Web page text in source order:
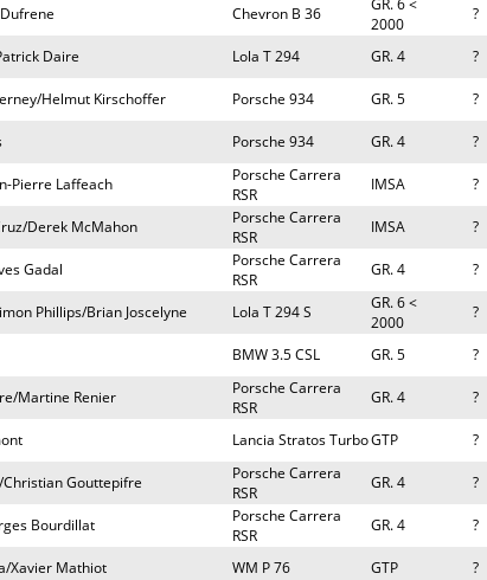
Chevron B 36
GR. 6 <
2000
?
Daire Lola T 294 GR. 4 ?
Helmut Kirschoffer Porsche 934 GR. 5 ?
Porsche 934 GR. 4 ?
Pierre Laffeach
Porsche Carrera
RSR
IMSA ?
Derek McMahon
Porsche Carrera
RSR
IMSA ?
Gadal
Porsche Carrera
RSR
GR. 4 ?
Phillips/Brian Joscelyne Lola T 294 S
GR. 6 <
2000
?
BMW 3.5 CSL GR. 5 ?
Martine Renier
Porsche Carrera
RSR
GR. 4 ?
Lancia Stratos TurboGTP ?
Gouttepifre
Porsche Carrera
RSR
GR. 4 ?
Bourdillat
Porsche Carrera
RSR
GR. 4 ?
Xavier Mathiot WM P 76 GTP ?